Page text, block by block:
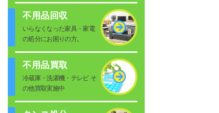
不用品回収
いらなくなった家具・家電
の処分にお困りの方。
不用品買取
冷蔵庫・洗濯機・テレビ そ
の他買取実施中